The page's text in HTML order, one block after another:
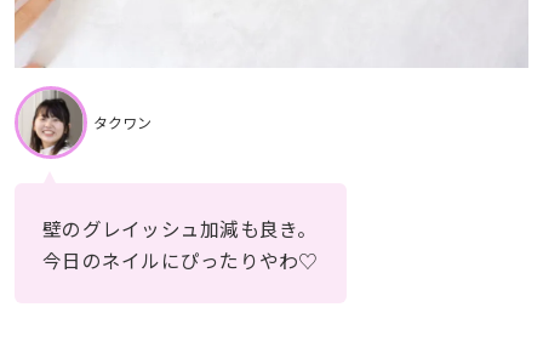
タクワン
壁のグレイッシュ加減も良き。
今日のネイルにぴったりやわ♡